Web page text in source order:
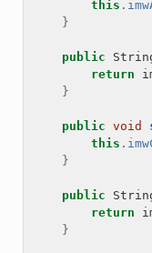
this .
}
public
return
}
public void
this .
}
public
return
}